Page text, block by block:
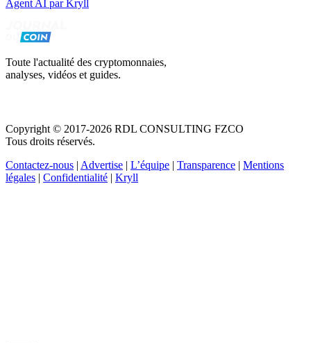
Agent AI par Kryll
Toute l'actualité des cryptomonnaies,
analyses, vidéos et guides.
Copyright © 2017-2026 RDL CONSULTING FZCO
Tous droits réservés.
Contactez-nous | Advertise | L’équipe | Transparence | Mentions
légales | Confidentialité | Kryll